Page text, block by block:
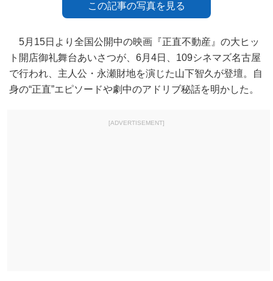
この記事の写真を見る
5月15日より全国公開中の映画『正直不動産』の大ヒッ
ト開店御礼舞台あいさつが、6月4日、109シネマズ名古屋
で行われ、主人公・永瀬財地を演じた山下智久が登壇。自
身の“正直”エピソードや劇中のアドリブ秘話を明かした。
[ADVERTISEMENT]